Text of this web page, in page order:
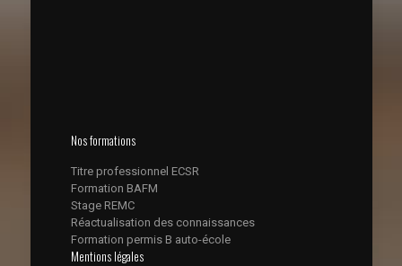
Nos formations
Titre professionnel ECSR
Formation BAFM
Stage REMC
Réactualisation des connaissances
Formation permis B auto-école
Mentions légales